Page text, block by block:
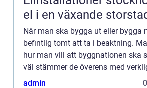
el i en växande
När man ska bygga ut eller bygga
befintlig tomt att ta i beaktning.
hur man vill att byggnationen ska
väl stämmer de överens med
bara börja bygga brukar...
admin